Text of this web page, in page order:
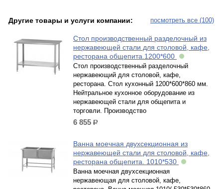
посмотреть все (100)
Другие товары и услуги компании:
Стол производственный разделочный из
нержавеющей стали для столовой, кафе,
ресторана общепита.1200*600
Стол производственный разделочный
нержавеющий для столовой, кафе,
ресторана. Стол кухонный 1200*600*860 мм.
Нейтральное кухонное оборудование из
нержавеющей стали для общепита и
торговли. Производство
6 855 р.
Ванна моечная двухсекционная из
нержавеющей стали для столовой, кафе,
ресторана общепита. 1010*530
Ванна моечная двухсекционная
нержавеющая для столовой, кафе,